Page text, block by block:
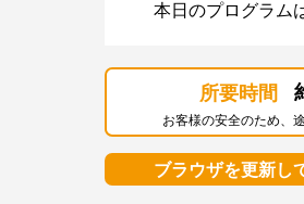
本日のプログラム
所要時間
お客様の安全のため、
ブラウザを更新し